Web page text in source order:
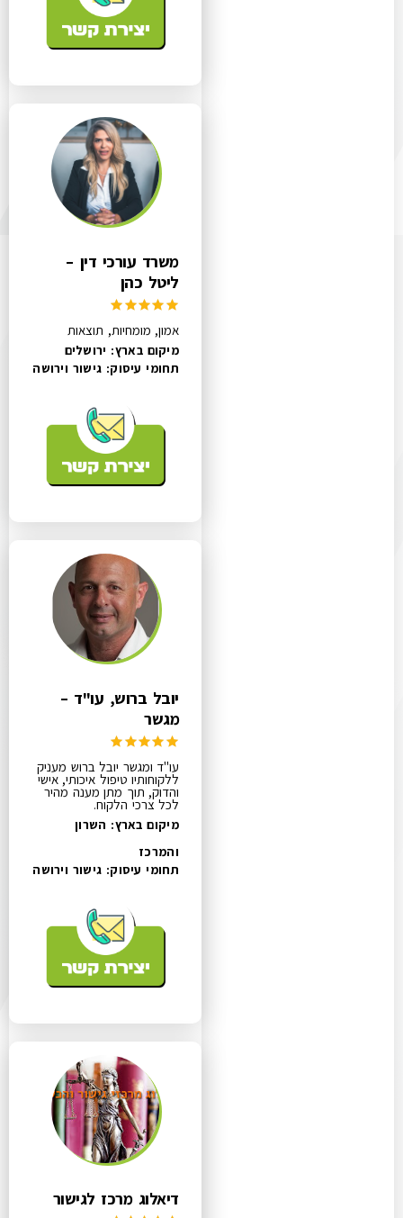
משרד עורכי דין –
ליטל כהן
אמון, מומחיות, תוצאות
מיקום בארץ: ירושלים
תחומי עיסוק: גישור וירושה
יובל ברוש, עו"ד –
מגשר
עו"ד ומגשר יובל ברוש מעניק
ללקוחותיו טיפול איכותי, אישי
והדוק, תוך מתן מענה מהיר
לכל צרכי הלקוח.
מיקום בארץ: השרון
והמרכז
תחומי עיסוק: גישור וירושה
דיאלוג מרכז לגישור